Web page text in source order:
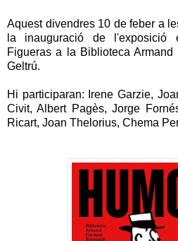
Aquest divendres 10 de feber a
la inauguració de l'exposició
Figueras a la Biblioteca
Geltrú.
Hi participaran: Irene Garzie,
Civit, Albert Pagès, Jorge
Ricart, Joan Thelorius, Chema